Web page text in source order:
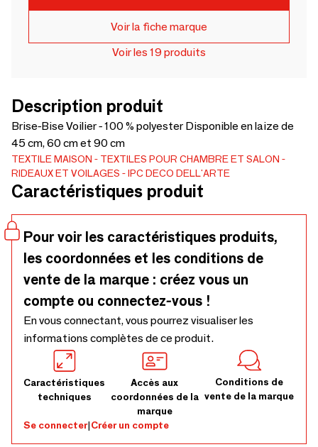
Voir la fiche marque
Voir les 19 produits
Description produit
Brise-Bise Voilier - 100 % polyester Disponible en laize de
45 cm, 60 cm et 90 cm
TEXTILE MAISON
TEXTILES POUR CHAMBRE ET SALON
RIDEAUX ET VOILAGES
IPC DECO DELL'ARTE
Caractéristiques produit
Pour voir les caractéristiques produits,
les coordonnées et les conditions de
vente de la marque : créez vous un
compte ou connectez-vous !
En vous connectant, vous pourrez visualiser les
informations complètes de ce produit.
Caractéristiques
techniques
Accès aux
coordonnées de la
marque
Conditions de
vente de la marque
Se connecter|Créer un compte